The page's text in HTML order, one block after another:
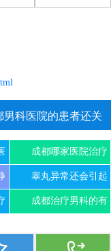
科医院的患者还关
成都哪家医院治疗
睾丸异常还会引起
成都治疗男科的有